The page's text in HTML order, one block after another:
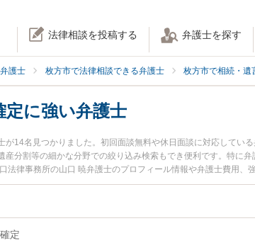
法律相談を投稿する 弁護士を探す
護士 枚方市で法律相談できる弁護士 枚方市で相続・遺
定に強い弁護士
14名見つかりました。初回面談無料や休日面談に対応してい
分割等の細かな分野での絞り込み検索もでき便利です。特に
法律事務所の山口 暁弁護士のプロフィール情報や弁護士費用
相談したい』『相続人調査・確定のトラブル解決の実績豊富な
』などでお困りの相談者さんにおすすめです。
定